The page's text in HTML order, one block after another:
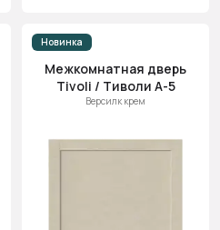
Новинка
Межкомнатная дверь
Tivoli / Тиволи А-5
Версилк крем